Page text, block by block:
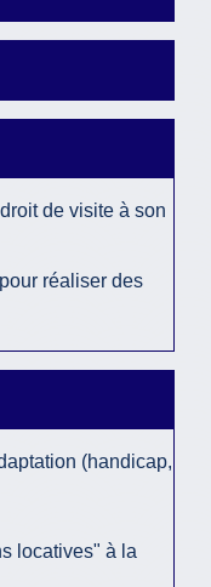
de visite à son
réaliser des
(handicap,
locatives" à la